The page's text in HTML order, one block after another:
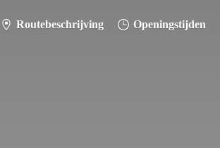
Routebeschrijving Openingstijden